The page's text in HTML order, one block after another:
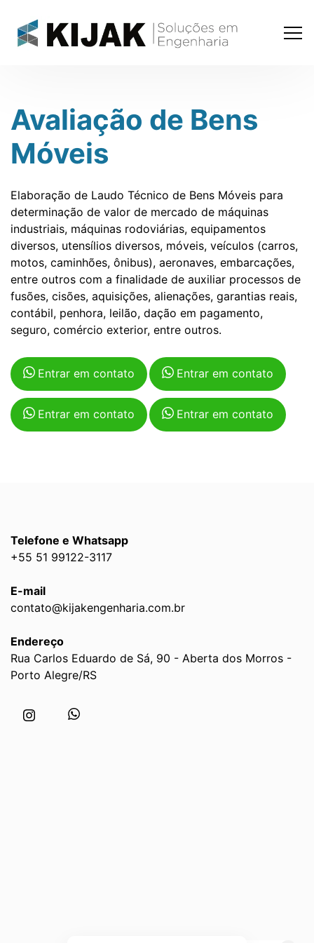
Avaliação de Bens
Móveis
Elaboração de Laudo Técnico de Bens Móveis para
determinação de valor de mercado de máquinas
industriais, máquinas rodoviárias, equipamentos
diversos, utensílios diversos, móveis, veículos (carros,
motos, caminhões, ônibus), aeronaves, embarcações,
entre outros com a finalidade de auxiliar processos de
fusões, cisões, aquisições, alienações, garantias reais,
contábil, penhora, leilão, dação em pagamento,
seguro, comércio exterior, entre outros.
Entrar em contato Entrar em contato
Entrar em contato Entrar em contato
Telefone e Whatsapp
+55 51 99122-3117
E-mail
contato@kijakengenharia.com.br
Endereço
Rua Carlos Eduardo de Sá, 90 - Aberta dos Morros -
Porto Alegre/RS